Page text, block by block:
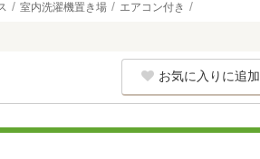
室内洗濯機置き場 エアコン付き
お気に入りに追加